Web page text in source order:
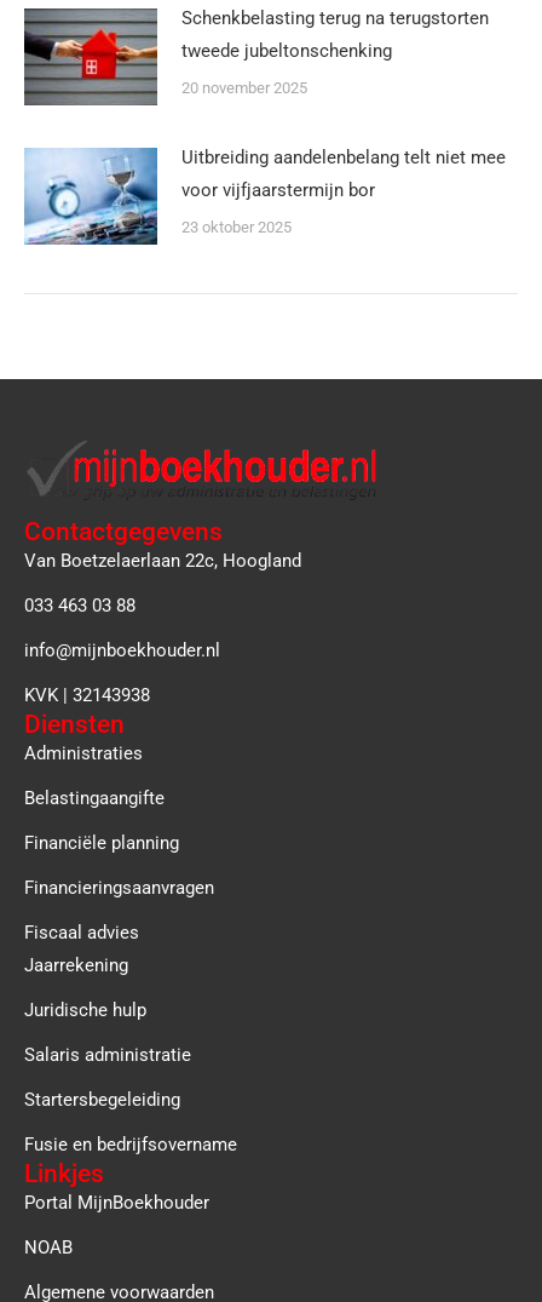
Schenkbelasting terug na terugstorten
tweede jubeltonschenking
20 november 2025
Uitbreiding aandelenbelang telt niet mee
voor vijfjaarstermijn bor
23 oktober 2025
Contactgegevens
Van Boetzelaerlaan 22c, Hoogland
033 463 03 88
info@mijnboekhouder.nl
KVK | 32143938
Diensten
Administraties
Belastingaangifte
Financiële planning
Financieringsaanvragen
Fiscaal advies
Jaarrekening
Juridische hulp
Salaris administratie
Startersbegeleiding
Fusie en bedrijfsovername
Linkjes
Portal MijnBoekhouder
NOAB
Algemene voorwaarden